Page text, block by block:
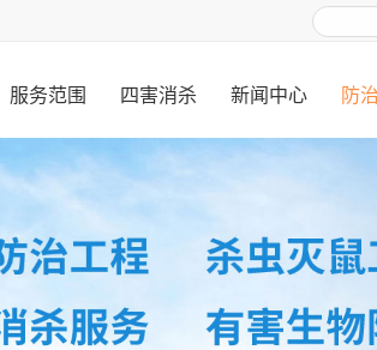
服务范围 四害消杀 新闻中心 防